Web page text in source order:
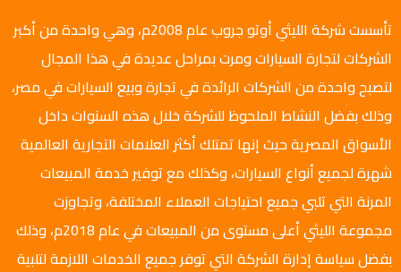
تأسست شركة الليثي أوتو جروب عام 2008م، وهي واحدة من أكبر
الشركات لتجارة السيارات ومرت بمراحل عديدة في هذا المجال
لتصبح واحدة من الشركات الرائدة في تجارة وبيع السيارات في مصر،
وذلك بفضل النشاط الملحوظ للشركة خلال هذه السنوات داخل
الأسواق المصرية حيث إنها تمتلك أكثر العلامات التجارية العالمية
شهرة لجميع أنواع السيارات، وكذلك مع توفير خدمة المبيعات
المرنة التي تلبي جميع احتياجات العملاء المختلفة، وتجاوزت
مجموعة الليثي أعلى مستوى من المبيعات في عام 2018م، وذلك
بفضل سياسة إدارة الشركة التي توفر جميع الخدمات اللازمة لتلبية